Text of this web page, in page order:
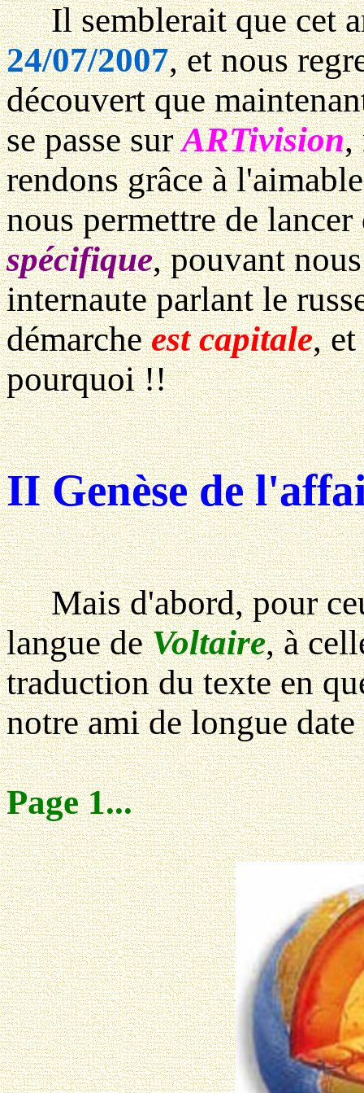
Il semblerait que cet
24/07/2007, et nous
découvert que
se passe surARTivision,
rendons grâce à
nous permettre de
spécifique, pouvant
internaute parlant le
démarcheest capitale,
pourquoi !!
II Genèse de
Mais d'abord, pour
langue deVoltaire, à
traduction du texte en
notre ami de longue date
Page 1...